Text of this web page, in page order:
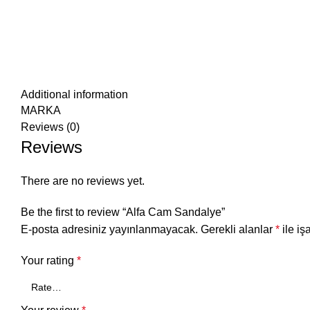
Additional information
MARKA
Reviews (0)
Reviews
There are no reviews yet.
Be the first to review “Alfa Cam Sandalye”
E-posta adresiniz yayınlanmayacak. Gerekli alanlar * ile
Your rating *